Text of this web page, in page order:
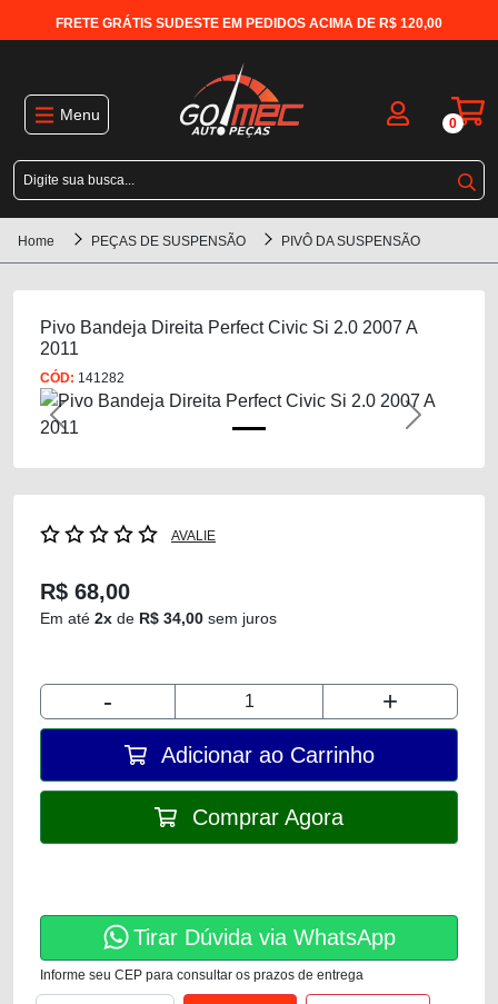
FRETE GRÁTIS SUDESTE EM PEDIDOS ACIMA DE R$ 120,00
Menu 0
Home PEÇAS DE SUSPENSÃO PIVÔ DA SUSPENSÃO
Pivo Bandeja Direita Perfect Civic Si 2.0 2007 A
2011
CÓD: 141282
Previous Next
AVALIE
R$ 68,00
Em até 2x de R$ 34,00 sem juros
- +
Adicionar ao Carrinho
Comprar Agora
Tirar Dúvida via WhatsApp
Informe seu CEP para consultar os prazos de entrega